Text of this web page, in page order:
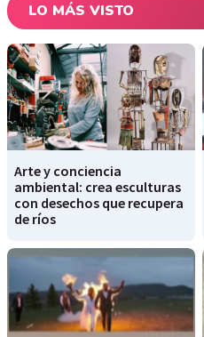
LO MÁS VISTO
Arte y conciencia
ambiental: crea esculturas
con desechos que recupera
de ríos